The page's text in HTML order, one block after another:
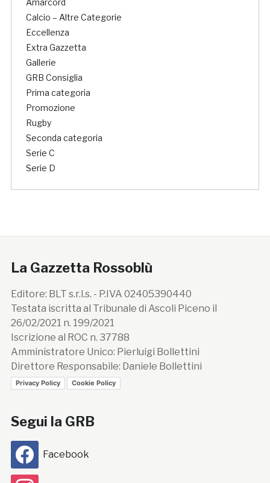
Amarcord
Calcio – Altre Categorie
Eccellenza
Extra Gazzetta
Gallerie
GRB Consiglia
Prima categoria
Promozione
Rugby
Seconda categoria
Serie C
Serie D
La Gazzetta Rossoblù
Editore: BLT s.r.l.s. - P.IVA 02405390440
Testata iscritta al Tribunale di Ascoli Piceno il
26/02/2021 n. 199/2021
Iscrizione al ROC n. 37788
Amministratore Unico: Pierluigi Bollettini
Direttore Responsabile: Daniele Bollettini
Privacy Policy Cookie Policy
Segui la GRB
Facebook